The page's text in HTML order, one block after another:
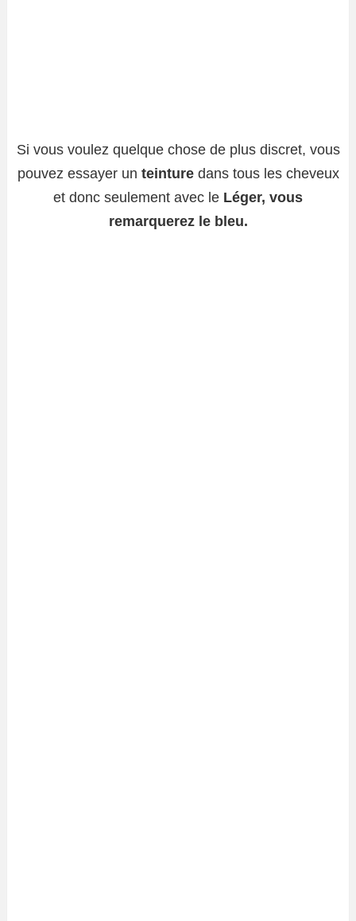
Si vous voulez quelque chose de plus discret, vous
pouvez essayer un teinturedans tous les cheveux
et donc seulement avec le Léger, vous
remarquerez le bleu.